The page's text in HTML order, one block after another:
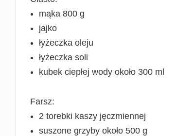
mąka 800 g
jajko
łyżeczka oleju
łyżeczka soli
kubek ciepłej wody około 300 ml
Farsz:
2 torebki kaszy jęczmiennej
suszone grzyby około 500 g